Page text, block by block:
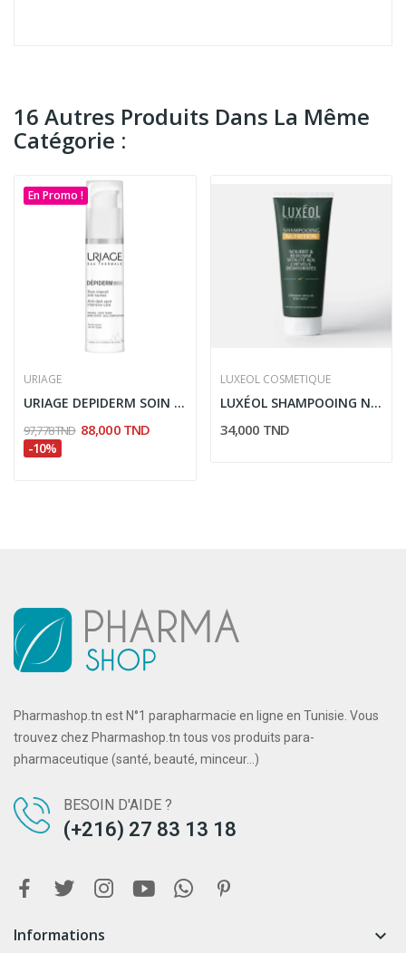
16 Autres Produits Dans La Même
Catégorie :
En Promo !
URIAGE
URIAGE DEPIDERM SOIN INTENSIF ANTI TACHES 30ML
97,778 TND 88,000 TND
-10%
LUXEOL COSMETIQUE
LUXÉOL SHAMPOOING NUTRITION 200ML
34,000 TND
Pharmashop.tn est N°1 parapharmacie en ligne en Tunisie. Vous
trouvez chez Pharmashop.tn tous vos produits para-
pharmaceutique (santé, beauté, minceur...)
BESOIN D'AIDE ?
(+216) 27 83 13 18
Informations 